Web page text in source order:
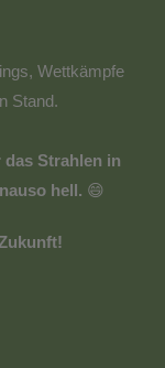
Wettkämpfe
Stand.
das Strahlen in
hell. 😄